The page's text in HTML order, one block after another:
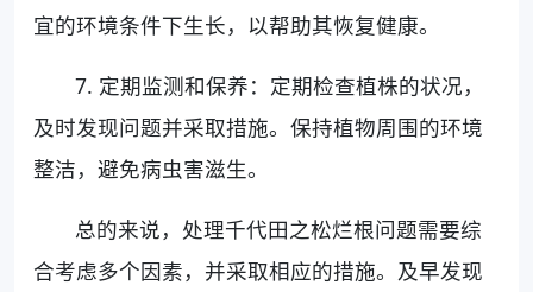
宜的环境条件下生长，以帮助其恢复健康。
7. 定期监测和保养：定期检查植株的状况，
及时发现问题并采取措施。保持植物周围的环境
整洁，避免病虫害滋生。
总的来说，处理千代田之松烂根问题需要综
合考虑多个因素，并采取相应的措施。及早发现